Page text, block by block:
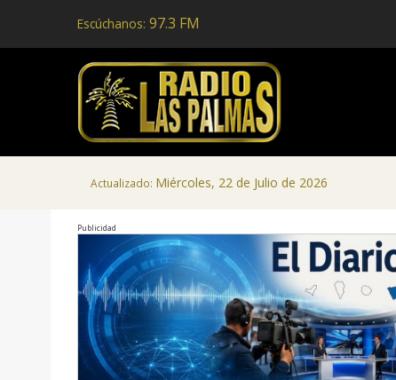
Escúchanos: 97.3 FM
Actualizado: Miércoles, 22 de Julio de 2026
Publicidad